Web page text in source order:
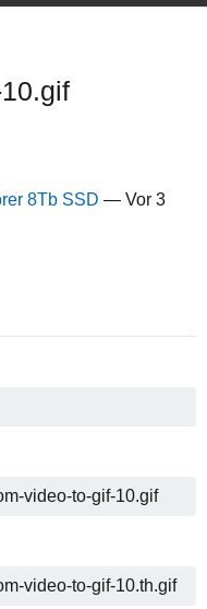
8Tb SSD — Vor 3